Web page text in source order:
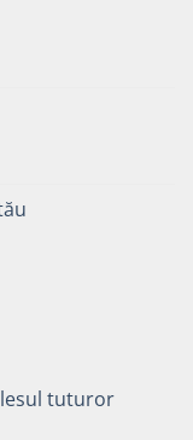
tuturor